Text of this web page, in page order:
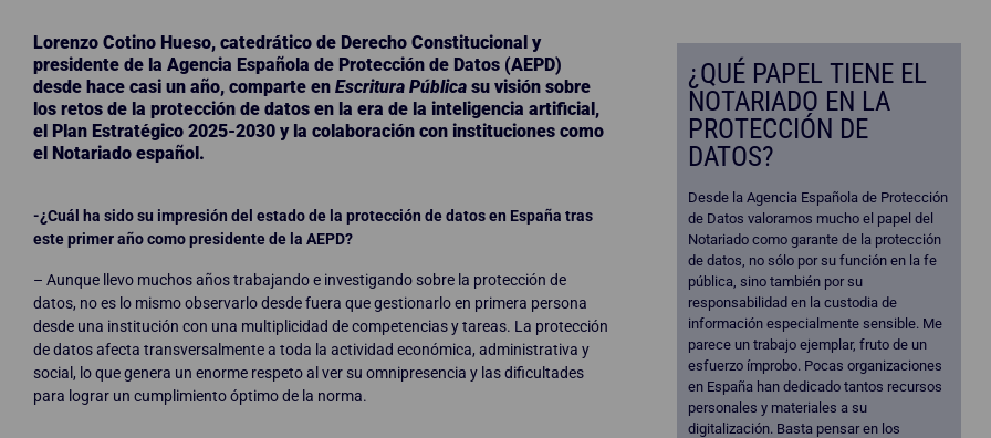
Lorenzo Cotino Hueso, catedrático de Derecho Constitucional y
presidente de la Agencia Española de Protección de Datos (AEPD)
desde hace casi un año, comparte en Escritura Pública su visión sobre
los retos de la protección de datos en la era de la inteligencia artificial,
el Plan Estratégico 2025-2030 y la colaboración con instituciones como
el Notariado español.
-¿Cuál ha sido su impresión del estado de la protección de datos en España tras
este primer año como presidente de la AEPD?
– Aunque llevo muchos años trabajando e investigando sobre la protección de
datos, no es lo mismo observarlo desde fuera que gestionarlo en primera persona
desde una institución con una multiplicidad de competencias y tareas. La protección
de datos afecta transversalmente a toda la actividad económica, administrativa y
social, lo que genera un enorme respeto al ver su omnipresencia y las dificultades
para lograr un cumplimiento óptimo de la norma.
¿QUÉ PAPEL TIENE EL
NOTARIADO EN LA
PROTECCIÓN DE
DATOS?
Desde la Agencia Española de Protección
de Datos valoramos mucho el papel del
Notariado como garante de la protección
de datos, no sólo por su función en la fe
pública, sino también por su
responsabilidad en la custodia de
información especialmente sensible. Me
parece un trabajo ejemplar, fruto de un
esfuerzo ímprobo. Pocas organizaciones
en España han dedicado tantos recursos
personales y materiales a su
digitalización. Basta pensar en los